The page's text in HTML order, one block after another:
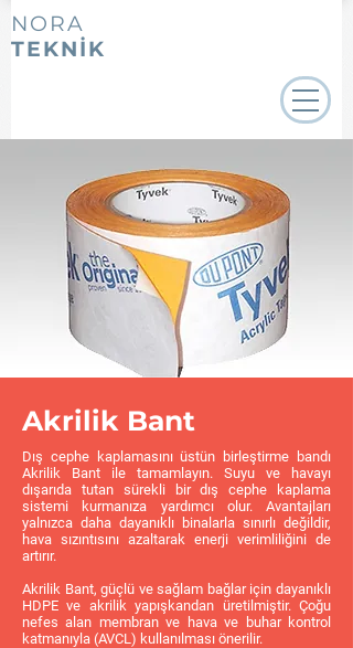
NORA
TEKNİK
Akrilik Bant
Dış cephe kaplamasını üstün birleştirme bandı
Akrilik Bant ile tamamlayın. Suyu ve havayı
dışarıda tutan sürekli bir dış cephe kaplama
sistemi kurmanıza yardımcı olur. Avantajları
yalnızca daha dayanıklı binalarla sınırlı değildir,
hava sızıntısını azaltarak enerji verimliliğini de
artırır.
Akrilik Bant, güçlü ve sağlam bağlar için dayanıklı
HDPE ve akrilik yapışkandan üretilmiştir. Çoğu
nefes alan membran ve hava ve buhar kontrol
katmanıyla (AVCL) kullanılması önerilir.